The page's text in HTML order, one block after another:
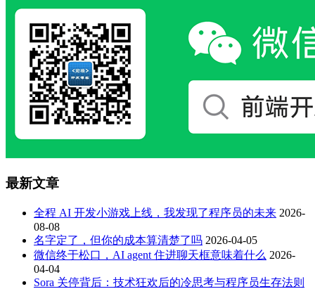
最新文章
全程 AI 开发小游戏上线，我发现了程序员的未来 2026-
08-08
名字定了，但你的成本算清楚了吗 2026-04-05
微信终于松口，AI agent 住进聊天框意味着什么 2026-
04-04
Sora 关停背后：技术狂欢后的冷思考与程序员生存法则